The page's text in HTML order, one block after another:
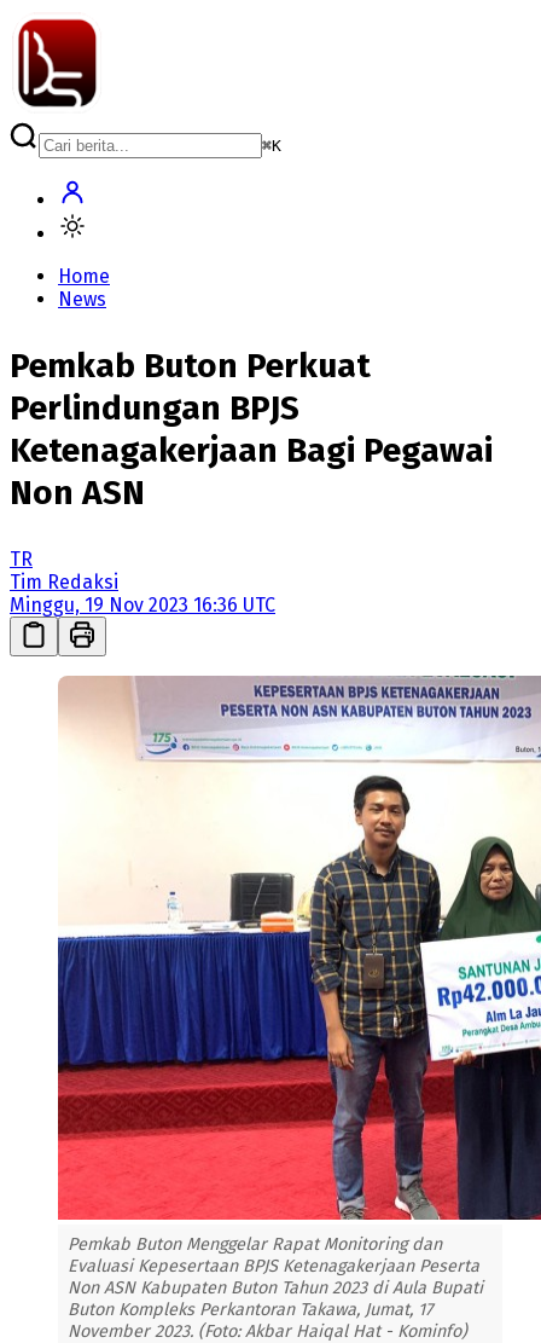
⌘K
Home
News
Pemkab Buton Perkuat
Perlindungan BPJS
Ketenagakerjaan Bagi Pegawai
Non ASN
TR
Tim Redaksi
Minggu, 19 Nov 2023 16:36 UTC
Pemkab Buton Menggelar Rapat Monitoring dan
Evaluasi Kepesertaan BPJS Ketenagakerjaan Peserta
Non ASN Kabupaten Buton Tahun 2023 di Aula Bupati
Buton Kompleks Perkantoran Takawa, Jumat, 17
November 2023. (Foto: Akbar Haiqal Hat - Kominfo)